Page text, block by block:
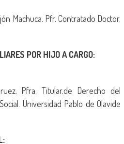
Machuca. Pfr. Contratado Doctor.
POR HIJO A CARGO:
Pfra. Titular.de Derecho del
Universidad Pablo de Olavide